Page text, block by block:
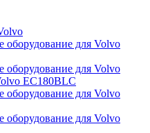
оборудование для Volvo
оборудование для Volvo
EC180BLC
оборудование для Volvo
оборудование для Volvo